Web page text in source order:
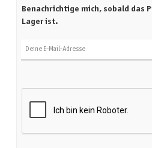
Benachrichtige mich, sobald das
Lager ist.